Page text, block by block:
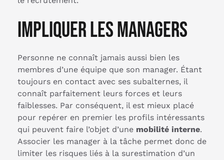
Impliquer les managers
Personne ne connaît jamais aussi bien les
membres d’une équipe que son manager. Étant
toujours en contact avec ses subalternes, il
connaît parfaitement leurs forces et leurs
faiblesses. Par conséquent, il est mieux placé
pour repérer en premier les profils intéressants
qui peuvent faire l’objet d’une mobilité interne.
Associer les manager à la tâche permet donc de
limiter les risques liés à la surestimation d’un